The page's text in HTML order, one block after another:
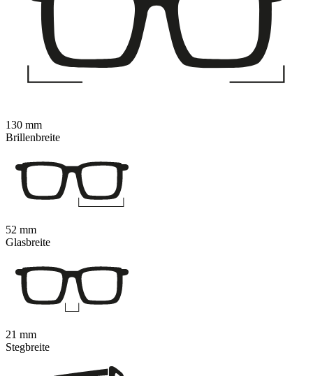
130 mm
Brillenbreite
52 mm
Glasbreite
21 mm
Stegbreite